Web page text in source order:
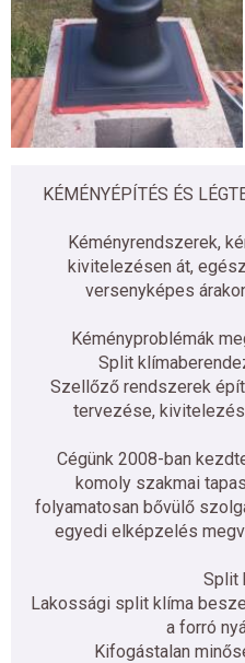
KÉMÉNYÉPÍTÉS ÉS
Kéményrendszerek,
kivitelezésen át,
versenyképes
Kéményproblémák
Split
Szellőző rendszerek
tervezése,
Cégünk 2008-ban
komoly szakmai
folyamatosan bővülő
egyedi elképzelés
Split
Lakossági split klíma
a forró
Kifogástalan